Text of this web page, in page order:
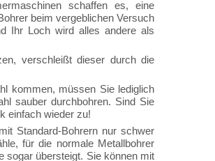
schaffen es, eine
beim vergeblichen Versuch
Ihr Loch wird alles andere als
verschleißt dieser durch die
kommen, müssen Sie lediglich
sauber durchbohren. Sind Sie
einfach wieder zu!
Standard-Bohrern nur schwer
für die normale Metallbohrer
sogar übersteigt. Sie können mit